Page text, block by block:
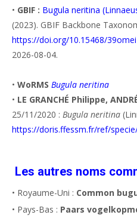
• GBIF : Bugula neritina
(2023). GBIF Backbone
https://doi.org/10.15468/39omei
2026-08-04.
• WoRMS Bugula neritina
• LE GRANCHÉ Philippe,
25/11/2020 : Bugula neritina
https://doris.ffessm.fr/ref/
Les autres noms
• Royaume-Uni : Common
• Pays-Bas : Paars